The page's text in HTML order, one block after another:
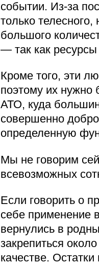
событии. Из-за
только
большого
— так как ресурсы
Кроме того, эти
поэтому их нужно
АТО, куда
совершенно
определенную
Мы не говорим
всевозможных
Если говорить о
себе применение
вернулись в
закрепиться
качестве.